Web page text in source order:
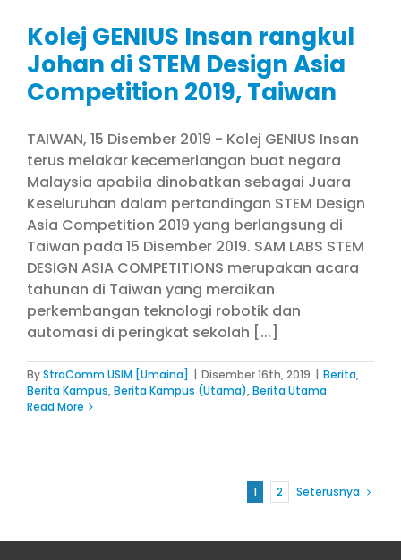
Kolej GENIUS Insan rangkul
Johan di STEM Design Asia
Competition 2019, Taiwan
TAIWAN, 15 Disember 2019 - Kolej GENIUS Insan
terus melakar kecemerlangan buat negara
Malaysia apabila dinobatkan sebagai Juara
Keseluruhan dalam pertandingan STEM Design
Asia Competition 2019 yang berlangsung di
Taiwan pada 15 Disember 2019. SAM LABS STEM
DESIGN ASIA COMPETITIONS merupakan acara
tahunan di Taiwan yang meraikan
perkembangan teknologi robotik dan
automasi di peringkat sekolah [...]
ByStraComm USIM [Umaina] | Disember 16th, 2019 | Berita,
Berita Kampus,Berita Kampus (Utama),Berita Utama
Read More
1 2 Seterusnya